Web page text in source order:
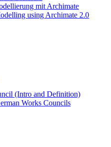
mit Archimate
using Archimate 2.0
(Intro and Definition)
Works Councils